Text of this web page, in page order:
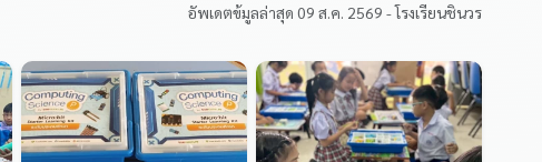
อัพเดตข้มูลล่าสุด 09 ส.ค. 2569 - โรงเรียนชินวร